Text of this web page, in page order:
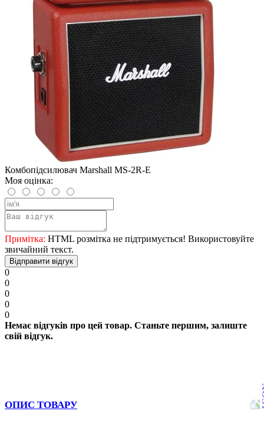
Комбопідсилювач Marshall MS-2R-E
Моя оцінка:
Примітка: HTML розмітка не підтримується! Використовуйте
звичайний текст.
Відправити відгук
0
0
0
0
0
Немає відгуків про цей товар. Станьте першим, залиште
свій відгук.
ОПИС ТОВАРУ